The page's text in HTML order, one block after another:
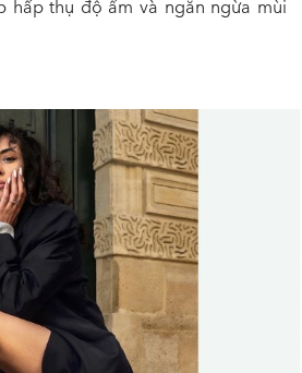
hấp thụ độ ẩm và ngăn ngừa mùi